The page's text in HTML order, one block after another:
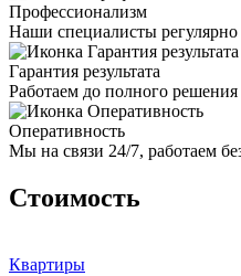
Профессионализм
Наши специалисты
Гарантия результата
Работаем до полного
Оперативность
Мы на связи 24/7, работаем
Стоимость
Квартиры